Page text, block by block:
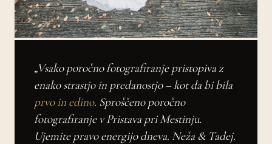
„Vsako poročno fotografiranje pristopiva z
enako strastjo in predanostjo – kot da bi bila
prvo in edino. Sproščeno poročno
fotografiranje v Pristava pri Mestinju.
Ujemite pravo energijo dneva. Neža & Tadej.